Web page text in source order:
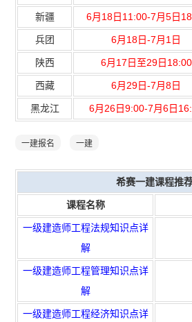
新疆 6月18日11:00-7月5日
兵团 6月18日-7月1日
陕西 6月17日至29日18:00
西藏 6月29日-7月8日
黑龙江 6月26日9:00-7月6日
一建报名 一建
希赛一建课程推
课程名称
一级建造师工程法规知识点详
解
一级建造师工程管理知识点详
解
一级建造师工程经济知识点详